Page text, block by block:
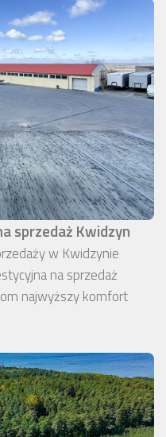
sprzedaż Kwidzyn
w Kwidzynie
na sprzedaż
najwyższy komfort